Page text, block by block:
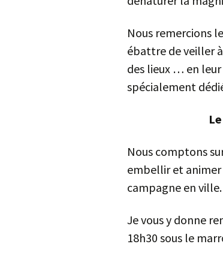
Nous remercions
ébattre de veiller
des lieux … en
spécialement
Nous comptons
embellir et animer
campagne en ville.
Je vous y donne
18h30